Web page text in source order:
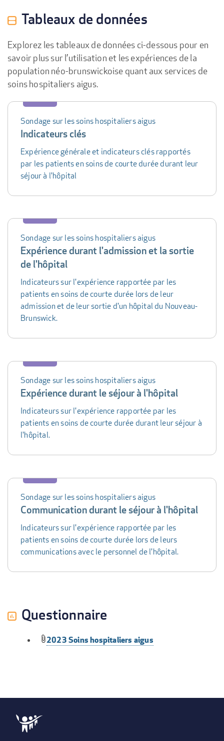
Tableaux de données
Explorez les tableaux de données ci-dessous pour en
savoir plus sur l’utilisation et les expériences de la
population néo-brunswickoise quant aux services de
soins hospitaliers aigus.
Data
table
Sondage sur les soins hospitaliers aigus
Indicateurs clés
Expérience générale et indicateurs clés rapportés
par les patients en soins de courte durée durant leur
séjour à l'hôpital
Sondage sur les soins hospitaliers aigus
Expérience durant l'admission et la sortie
de l'hôpital
Indicateurs sur l'expérience rapportée par les
patients en soins de courte durée lors de leur
admission et de leur sortie d'un hôpital du Nouveau-
Brunswick.
Sondage sur les soins hospitaliers aigus
Expérience durant le séjour à l'hôpital
Indicateurs sur l'expérience rapportée par les
patients en soins de courte durée durant leur séjour à
l'hôpital.
Sondage sur les soins hospitaliers aigus
Communication durant le séjour à l'hôpital
Indicateurs sur l'expérience rapportée par les
patients en soins de courte durée lors de leurs
communications avec le personnel de l'hôpital.
Questionnaire
2023 Soins hospitaliers aigus